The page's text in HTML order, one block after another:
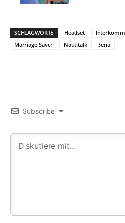
SCHLAGWORTE Headset Interkomm
Marriage Saver
Nautitalk Sena
Subscribe